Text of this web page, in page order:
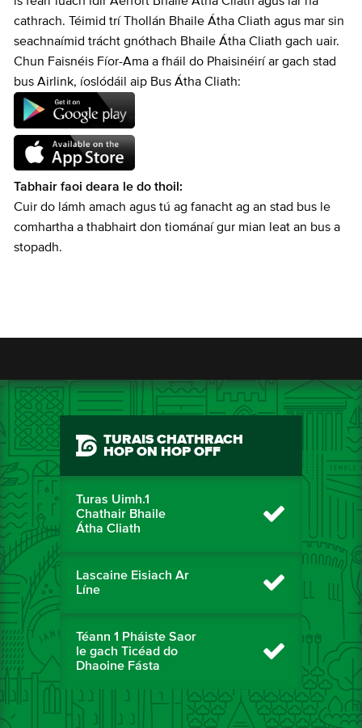
cathrach. Téimid trí Thollán Bhaile Átha Cliath agus mar sin
seachnaímid trácht gnóthach Bhaile Átha Cliath gach uair.
Chun Faisnéis Fíor-Ama a fháil do Phaisinéirí ar gach stad
bus Airlink, íoslódáil aip Bus Átha Cliath:
Tabhair faoi deara le do thoil:
Cuir do lámh amach agus tú ag fanacht ag an stad bus le
comhartha a thabhairt don tiománaí gur mian leat an bus a
stopadh.
TURAIS CHATHRACH
HOP ON HOP OFF
Turas Uimh.1
Chathair Bhaile
Átha Cliath
Lascaine Eisiach Ar
Líne
Téann 1 Pháiste Saor
le gach Ticéad do
Dhaoine Fásta